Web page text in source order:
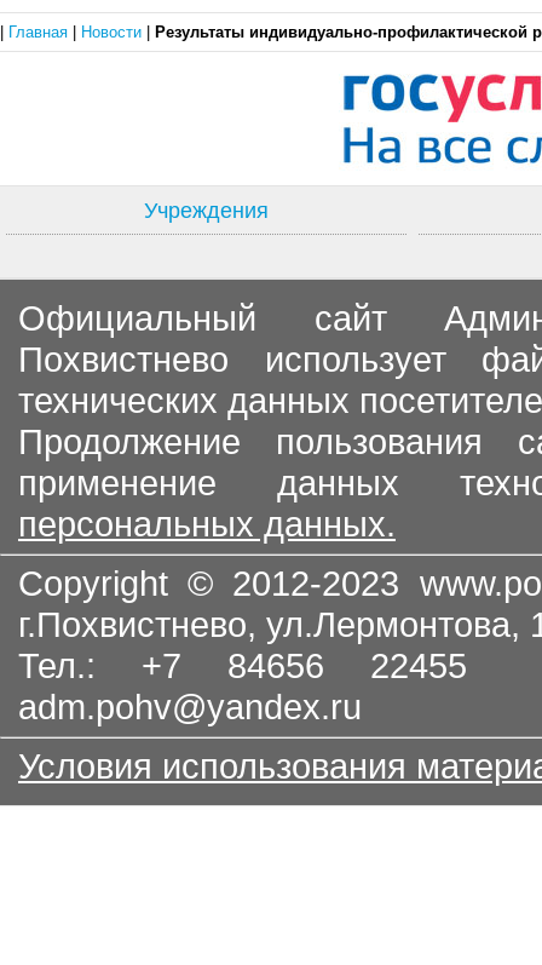
Главная Новости Результаты
Учреждения
Официальный сайт
Похвистнево использует
технических данных
Продолжение пользования
применение данных
персональных данных.
Copyright © 2012-2023
г.Похвистнево, ул.Лермонтова,
Тел.: +7 84656
adm.pohv@yandex.ru
Условия использования